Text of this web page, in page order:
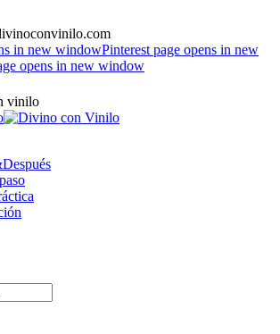
in new windowPinterest page opens in new
opens in new window
vinilo